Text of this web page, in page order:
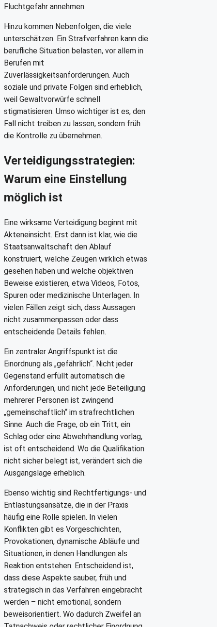
Fluchtgefahr annehmen.
Hinzu kommen Nebenfolgen, die viele
unterschätzen. Ein Strafverfahren kann die
berufliche Situation belasten, vor allem in
Berufen mit
Zuverlässigkeitsanforderungen. Auch
soziale und private Folgen sind erheblich,
weil Gewaltvorwürfe schnell
stigmatisieren. Umso wichtiger ist es, den
Fall nicht treiben zu lassen, sondern früh
die Kontrolle zu übernehmen.
Verteidigungsstrategien:
Warum eine Einstellung
möglich ist
Eine wirksame Verteidigung beginnt mit
Akteneinsicht. Erst dann ist klar, wie die
Staatsanwaltschaft den Ablauf
konstruiert, welche Zeugen wirklich etwas
gesehen haben und welche objektiven
Beweise existieren, etwa Videos, Fotos,
Spuren oder medizinische Unterlagen. In
vielen Fällen zeigt sich, dass Aussagen
nicht zusammenpassen oder dass
entscheidende Details fehlen.
Ein zentraler Angriffspunkt ist die
Einordnung als „gefährlich“. Nicht jeder
Gegenstand erfüllt automatisch die
Anforderungen, und nicht jede Beteiligung
mehrerer Personen ist zwingend
„gemeinschaftlich“ im strafrechtlichen
Sinne. Auch die Frage, ob ein Tritt, ein
Schlag oder eine Abwehrhandlung vorlag,
ist oft entscheidend. Wo die Qualifikation
nicht sicher belegt ist, verändert sich die
Ausgangslage erheblich.
Ebenso wichtig sind Rechtfertigungs- und
Entlastungsansätze, die in der Praxis
häufig eine Rolle spielen. In vielen
Konflikten gibt es Vorgeschichten,
Provokationen, dynamische Abläufe und
Situationen, in denen Handlungen als
Reaktion entstehen. Entscheidend ist,
dass diese Aspekte sauber, früh und
strategisch in das Verfahren eingebracht
werden – nicht emotional, sondern
beweisorientiert. Wo dadurch Zweifel an